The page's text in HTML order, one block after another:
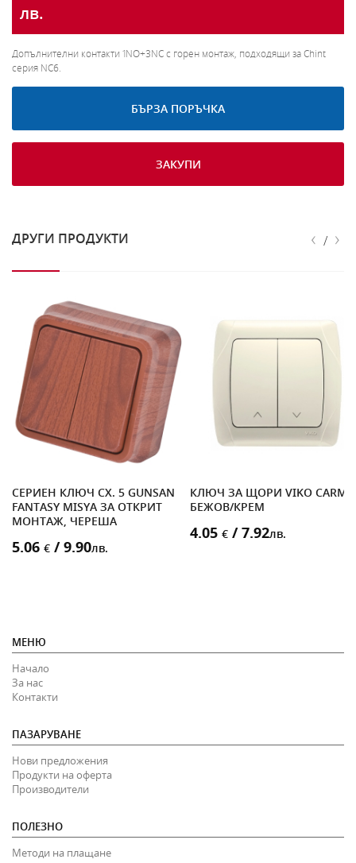
лв.
Допълнителни контакти 1NO+3NC с горен монтаж, подходящи за Chint
серия NC6.
БЪРЗА ПОРЪЧКА
ЗАКУПИ
ДРУГИ ПРОДУКТИ ‹ / ›
СЕРИЕН КЛЮЧ СХ. 5 GUNSAN
FANTASY MISYA ЗА ОТКРИТ
МОНТАЖ, ЧЕРЕША
5.06 € / 9.90лв.
КЛЮЧ ЗА ЩОРИ VIKO
БЕЖОВ/КРЕМ
4.05 € / 7.92лв.
МЕНЮ
Начало
За нас
Контакти
ПАЗАРУВАНЕ
Нови предложения
Продукти на оферта
Производители
ПОЛЕЗНО
Методи на плащане